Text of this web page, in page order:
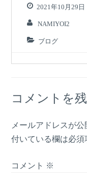
e
b
o
o
o
d
o
n
2021年10月29日
NAMIYOI2
ブログ
コメントを
メールアドレスが公
付いている欄は必須
コメント ※